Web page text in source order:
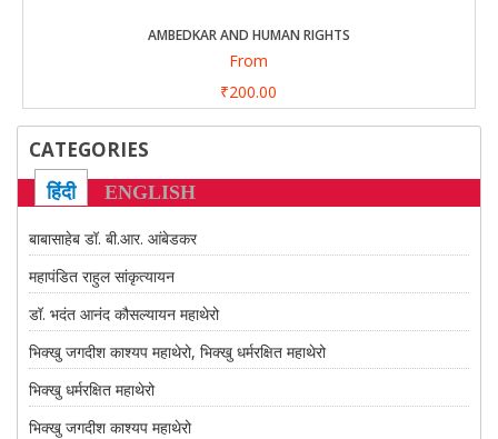
OUR WRITERS
GALLERY
CONTACT US
AMBEDKAR AND HUMAN RIGHTS
From
₹200.00
CATEGORIES
हिंदी ENGLISH
बाबासाहेब डॉ. बी.आर. आंबेडकर
महापंडित राहुल सांकृत्यायन
डॉ. भदंत आनंद कौसल्यायन महाथेरो
भिक्खु जगदीश काश्यप महाथेरो, भिक्खु धर्मरक्षित महाथेरो
भिक्खु धर्मरक्षित महाथेरो
भिक्खु जगदीश काश्यप महाथेरो